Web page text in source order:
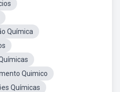
Química
Quimico
Químicas